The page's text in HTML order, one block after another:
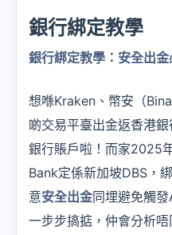
銀行綁定教學
銀行綁定教學：安全出
想喺Kraken、幣安（
啲交易平臺出金返香港
銀行賬戶啦！而家2025
Bank定係新加坡DBS，
意安全出金同埋避免觸
一步步搞掂，仲會分析